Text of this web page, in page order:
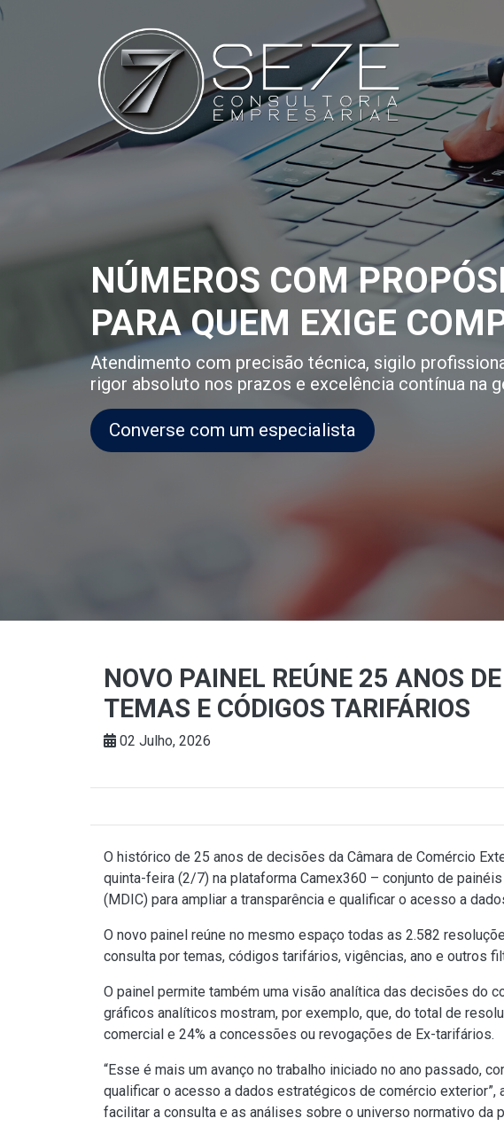
NÚMEROS COM
PARA QUEM EXIGE
Atendimento com precisão técnica, sigilo
rigor absoluto nos prazos e excelência contínua na
Converse com um especialista
NOVO PAINEL REÚNE 25 ANOS
TEMAS E CÓDIGOS TARIFÁRIOS
02 Julho, 2026
O histórico de 25 anos de decisões da Câmara de Comércio
quinta-feira (2/7) na plataforma Camex360 – conjunto de
(MDIC) para ampliar a transparência e qualificar o acesso a
O novo painel reúne no mesmo espaço todas as 2.582
consulta por temas, códigos tarifários, vigências, ano e outros
O painel permite também uma visão analítica das decisões do
gráficos analíticos mostram, por exemplo, que, do total de
comercial e 24% a concessões ou revogações de Ex-tarifários.
“Esse é mais um avanço no trabalho iniciado no ano passado,
qualificar o acesso a dados estratégicos de comércio exterior”,
facilitar a consulta e as análises sobre o universo normativo da